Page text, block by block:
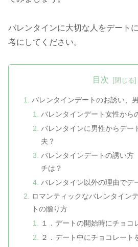
バレンタインに大切な人をデート
考にしてください。
目次
バレンタインデートのお誘い、
バレンタインデート女性から
バレンタインに男性からデー
夫？
バレンタインデートの誘い
チは？
バレンタイン以外の理由でデ
ロマンティックなバレンタイン
トの贈り方
１．デートの開始時にチョコ
２．デート中にチョコレート